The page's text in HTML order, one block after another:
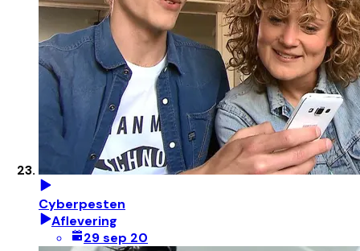
Cyberpesten
Aflevering
29 sep 20